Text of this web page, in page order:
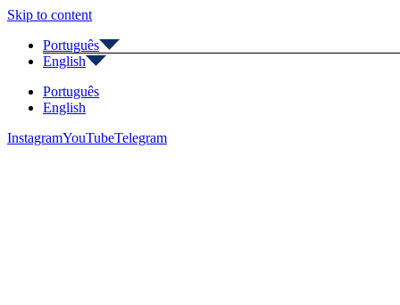
Skip to content
Português
English
Português
English
InstagramYouTubeTelegram